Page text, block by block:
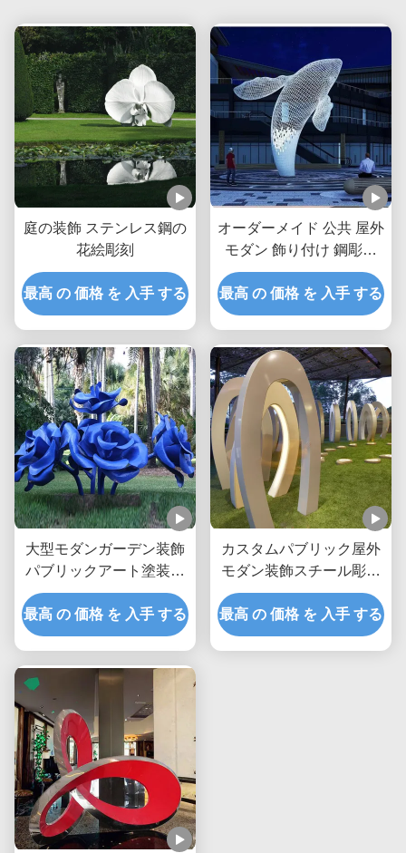
庭の装飾 ステンレス鋼の
花絵彫刻
最高 の 価格 を 入手 する
オーダーメイド 公共 屋外
モダン 飾り付け 鋼彫刻
金属彫像 巨大 白鯨
最高 の 価格 を 入手 する
大型モダンガーデン装飾
パブリックアート塗装ス
テンレス鋼フラワーロー
ズ彫刻
最高 の 価格 を 入手 する
カスタムパブリック屋外
モダン装飾スチール彫刻
金属像メーカー/工場
最高 の 価格 を 入手 する